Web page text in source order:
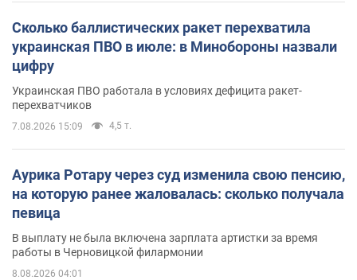
Сколько баллистических ракет перехватила
украинская ПВО в июле: в Минобороны назвали
цифру
Украинская ПВО работала в условиях дефицита ракет-
перехватчиков
7.08.2026 15:09 4,5 т.
Аурика Ротару через суд изменила свою пенсию,
на которую ранее жаловалась: сколько получала
певица
В выплату не была включена зарплата артистки за время
работы в Черновицкой филармонии
8.08.2026 04:01